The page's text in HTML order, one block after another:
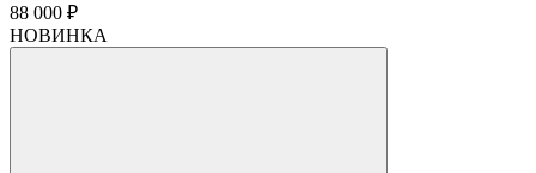
88 000 ₽
НОВИНКА